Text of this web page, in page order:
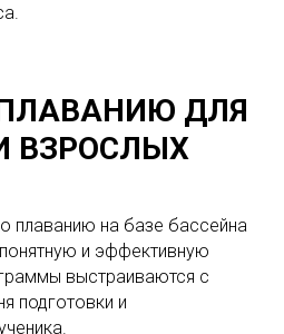
ДЛЯ
ВЗРОСЛЫХ
плаванию на базе бассейна
и эффективную
выстраиваются с
подготовки и